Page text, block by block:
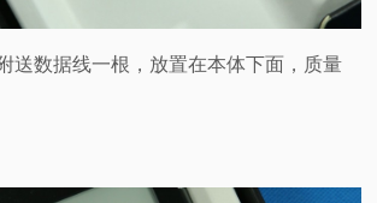
送数据线一根，放置在本体下面，质量